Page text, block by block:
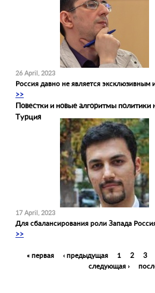
26 April, 2023
Россия давно не является эксклюзивным
>>
Повестки и новые алгоритмы
Турция
17 April, 2023
Для сбалансирования роли Запада
>>
Pages« первая ‹ предыдущая 1 2 3
следующая ›